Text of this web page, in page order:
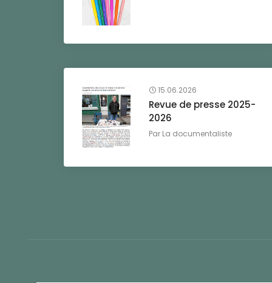
15.06.2026
Revue de presse 2025-
2026
Par La documentaliste